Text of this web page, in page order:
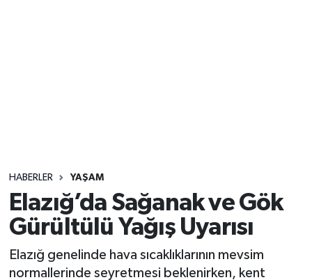
HABERLER YAŞAM
Elazığ’da Sağanak ve Gök
Gürültülü Yağış Uyarısı
Elazığ genelinde hava sıcaklıklarının mevsim
normallerinde seyretmesi beklenirken, kent
Yaşam